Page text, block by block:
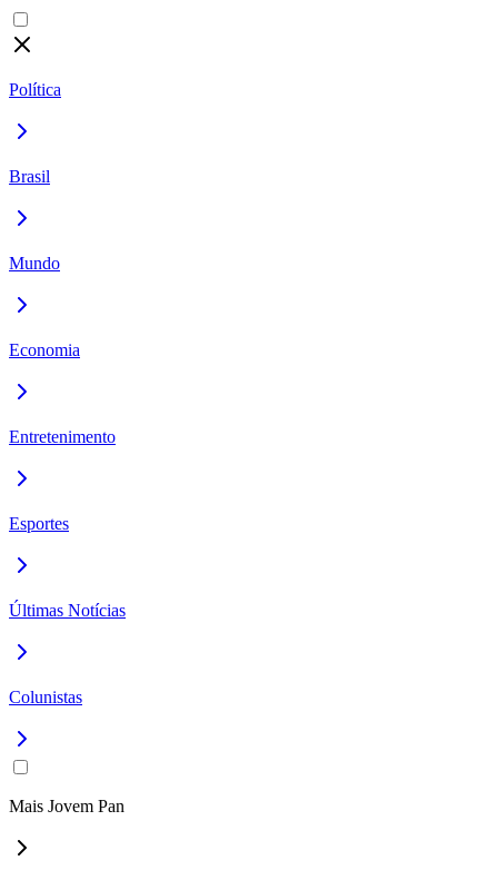
Política
Brasil
Mundo
Economia
Entretenimento
Esportes
Últimas Notícias
Colunistas
Mais Jovem Pan